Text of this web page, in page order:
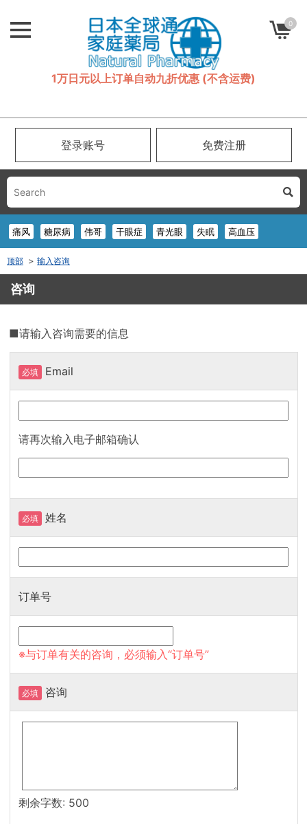
1万日元以上订单自动九折优惠 (不含运费)
0
登录账号 免费注册
痛风 糖尿病 伟哥 干眼症 青光眼 失眠 高血压
顶部 输入咨询
咨询
■请输入咨询需要的信息
必填 Email
请再次输入电子邮箱确认
必填 姓名
订单号
※与订单有关的咨询，必须输入“订单号”
必填 咨询
剩余字数: 500